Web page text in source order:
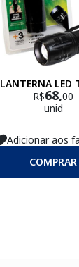
LANTERNA LED
R$68,00
unid
Adicionar aos
COMPRAR